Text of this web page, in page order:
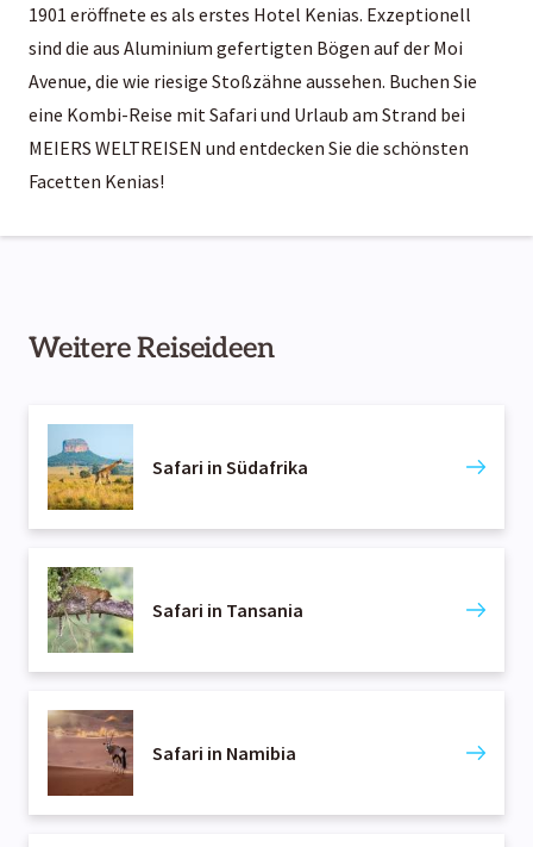
1901 eröffnete es als erstes Hotel Kenias. Exzeptionell
sind die aus Aluminium gefertigten Bögen auf der Moi
Avenue, die wie riesige Stoßzähne aussehen. Buchen Sie
eine Kombi-Reise mit Safari und Urlaub am Strand bei
MEIERS WELTREISEN und entdecken Sie die schönsten
Facetten Kenias!
Weitere Reiseideen
Safari in Südafrika
Safari in Tansania
Safari in Namibia